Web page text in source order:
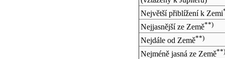
Největší přiblížení k Zemi
Nejjasnější ze Země**)
Nejdále od Země**)
Nejméně jasná ze Země**)